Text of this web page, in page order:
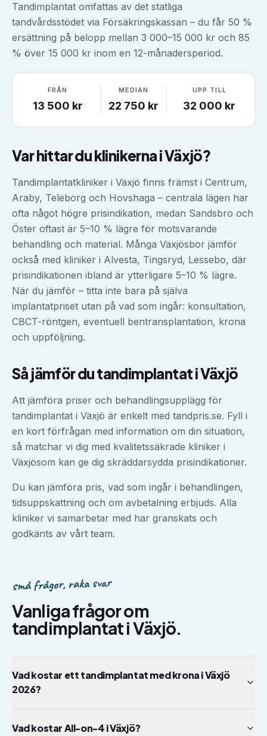
Tandimplantat omfattas av det statliga
tandvårdsstödet via Försäkringskassan – du får 50 %
ersättning på belopp mellan 3 000–15 000 kr och 85
% över 15 000 kr inom en 12-månadersperiod.
FRÅN
13 500 kr
MEDIAN
22 750 kr
UPP TILL
32 000 kr
Var hittar du klinikerna iVäxjö?
Tandimplantatkliniker i Växjö finns främst i Centrum,
Araby, Teleborg och Hovshaga – centrala lägen har
ofta något högre prisindikation, medan Sandsbro och
Öster oftast är 5–10 % lägre för motsvarande
behandling och material. Många Växjösbor jämför
också med kliniker i Alvesta, Tingsryd, Lessebo, där
prisindikationen ibland är ytterligare 5–10 % lägre.
När du jämför – titta inte bara på själva
implantatpriset utan på vad som ingår: konsultation,
CBCT-röntgen, eventuell bentransplantation, krona
och uppföljning.
Så jämför dutandimplantatiVäxjö
Att jämföra priser och behandlingsupplägg för
tandimplantat i Växjö är enkelt med tandpris.se. Fyll i
en kort förfrågan med information om din situation,
så matchar vi dig med kvalitetssäkrade kliniker i
Växjösom kan ge dig skräddarsydda prisindikationer.
Du kan jämföra pris, vad som ingår i behandlingen,
tidsuppskattning och om avbetalning erbjuds. Alla
kliniker vi samarbetar med har granskats och
godkänts av vårt team.
små frågor, raka svar
Vanliga frågor om
tandimplantatiVäxjö.
Vad kostar ett tandimplantat med krona i Växjö
2026?
Vad kostar All-on-4 i Växjö?